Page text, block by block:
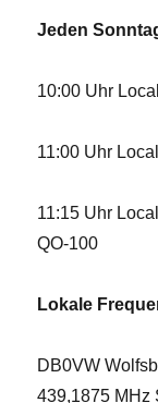
Jeden
10:00 Uhr
11:00 Uhr
11:15 Uhr
QO-100
Lokale
DB0VW
439,1875 MHz